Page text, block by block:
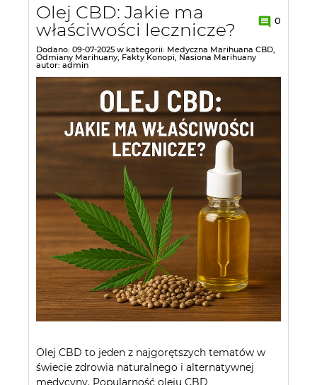
Olej CBD: Jakie ma
właściwości lecznicze?
0
Dodano: 09-07-2025 w kategorii: Medyczna Marihuana CBD,
Odmiany Marihuany, Fakty Konopi, Nasiona Marihuany
autor: admin
Olej CBD to jeden z najgorętszych tematów w
świecie zdrowia naturalnego i alternatywnej
medycyny. Popularność oleju CBD